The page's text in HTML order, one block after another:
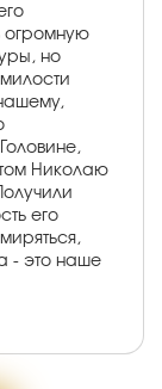
огромную
но
Николаю
его
- это наше